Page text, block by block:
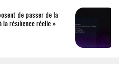
de passer de la
résilience réelle »